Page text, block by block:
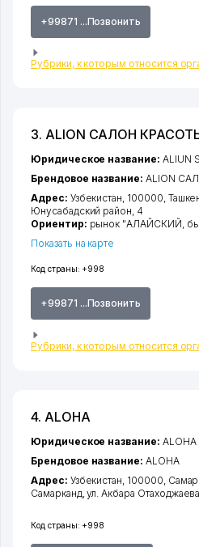
+99871 ...Позвонить
Рубрики, к которым относится
3. ALION САЛОН
Код страны: +998
+99871 ...Позвонить
Рубрики, к которым относится
Юридическое название: ALIUN
Брендовое название: ALION
Адрес: Узбекистан, 100000,
Юнусабадский район, 4
Ориентир: рынок "АЛАЙСКИЙ,
Показать на карте
4. ALOHA
Код страны: +998
Юридическое название:
Брендовое название: ALOHA
Адрес: Узбекистан, 100000,
Самарканд ,ул. Акбара Отаходжаева